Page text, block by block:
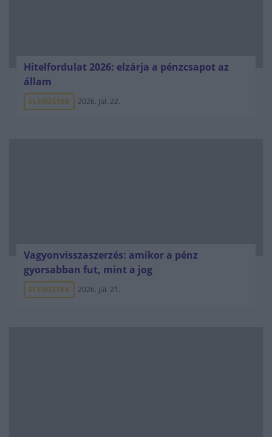
Hitelfordulat 2026: elzárja a pénzcsapot az
állam
ELEMZÉSEK 2026. júl. 22.
Vagyonvisszaszerzés: amikor a pénz
gyorsabban fut, mint a jog
ELEMZÉSEK 2026. júl. 21.